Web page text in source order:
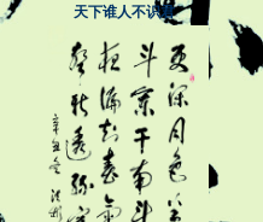
天下谁人不识君